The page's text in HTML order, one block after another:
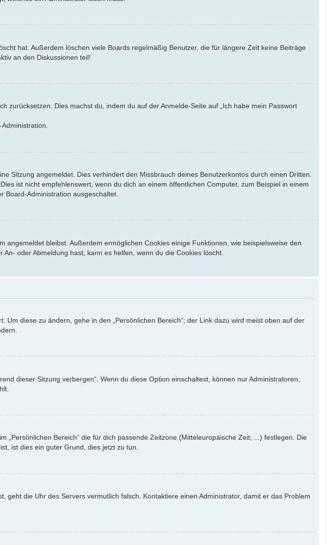
hat. Außerdem löschen viele Boards regelmäßig Benutzer, die für längere Zeit keine Beiträge
an den Diskussionen teil!
zurücksetzen. Dies machst du, indem du auf der Anmelde-Seite auf „Ich habe mein Passwort
Sitzung angemeldet. Dies verhindert den Missbrauch deines Benutzerkontos durch einen Dritten.
ist nicht empfehlenswert, wenn du dich an einem öffentlichen Computer, zum Beispiel in einem
Board-Administration ausgeschaltet.
angemeldet bleibst. Außerdem ermöglichen Cookies einige Funktionen, wie beispielsweise den
oder Abmeldung hast, kann es helfen, wenn du die Cookies löscht.
diese zu ändern, gehe in den „Persönlichen Bereich“; der Link dazu wird meist oben auf der
dieser Sitzung verbergen“. Wenn du diese Option einschaltest, können nur Administratoren,
Bereich“ die für dich passende Zeitzone (Mitteleuropäische Zeit, ...) festlegen. Die
ist dies ein guter Grund, dies jetzt zu tun.
die Uhr des Servers vermutlich falsch. Kontaktiere einen Administrator, damit er das Problem